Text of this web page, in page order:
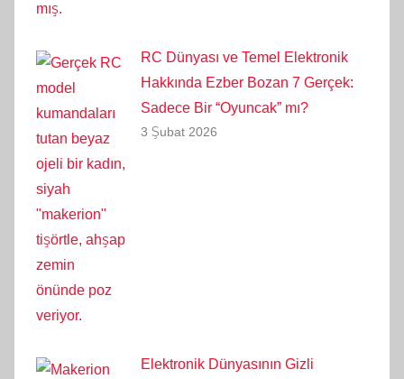
RC Dünyası ve Temel Elektronik
Hakkında Ezber Bozan 7 Gerçek:
Sadece Bir “Oyuncak” mı?
3 Şubat 2026
Elektronik Dünyasının Gizli